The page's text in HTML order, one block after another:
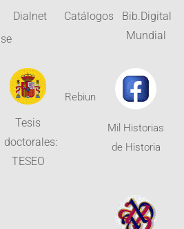
Dialnet Catálogos
Bib.Digital
Mundial
Tesis
doctorales:
TESEO
Rebiun
Mil Historias
de Historia